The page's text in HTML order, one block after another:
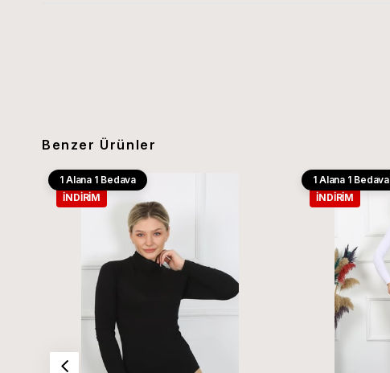
Benzer Ürünler
1 Alana 1 Bedava
İNDIRIM
1 Alana 1 Bedava
İNDIRIM